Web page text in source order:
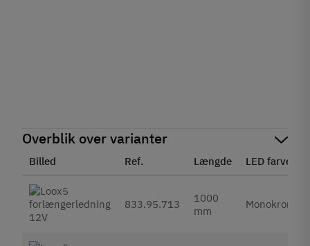
Overblik over varianter
Billed Ref. Længde LED farve
833.95.713
1000
mm
Monokrom